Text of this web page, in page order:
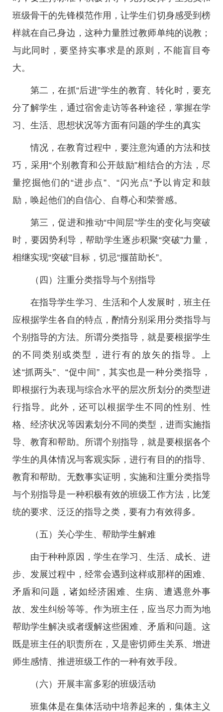
班级骨干的先锋模范作用，让学生们切身感受到榜
样就在自己身边，这种力量胜过教师单纯的说教；
与此同时，要坚持实事求是的原则，不能盲目夸
大。
第二，在抓“后进”学生的教育、转化时，要充
分了解学生，通过宿舍走访等各种途径，掌握在学
习、生活、思想状况等方面有问题的学生的真实
情况，在教育过程中，要注意沟通的方法和技
巧，采用“个别教育和公开鼓励”相结合的方法，尽
量挖掘他们的“进步点”、“闪光点”予以肯定和鼓
励，唤起他们的自信心、自尊心和荣誉感。
第三，促进和推动“中间层”学生的变化与突破
时，要因势利导，帮助学生逐步积聚“突破”力量，
相继实现“突破”目标，切忌“揠苗助长”。
（四）注重分类指导与个别指导
在指导学生学习、生活和个人发展时，班主任
应根据学生各自的特点，酌情分别采用分类指导与
个别指导的方法。所谓分类指导，就是要根据学生
的不同类别或类型，进行有的放矢的指导。上
述“抓两头”、“促中间”，其实也是一种分类指导，
即根据行为表现与综合水平的层次所划分的类型进
行指导。此外，还可以根据学生不同的性别、性
格、经济状况等因素划分不同的类型，进而实施指
导、教育和帮助。所谓个别指导，就是要根据各个
学生的具体情况与客观实际，进行有目的的指导、
教育和帮助。无数事实证明，实施和注重分类指导
与个别指导是一种积极有效的班级工作方法，比笼
统的要求、泛泛的指导之类，要有力有效得多。
（五）关心学生、帮助学生解难
由于种种原因，学生在学习、生活、成长、进
步、发展过程中，经常会遇到这样或那样的困难、
矛盾和问题，诸如经济困难、生病、遭遇意外事
故、发生纠纷等等。作为班主任，应当尽力而为地
帮助学生解决或者缓解这些困难、矛盾和问题。这
既是班主任的职责所在，又是密切师生关系、增进
师生感情、推进班级工作的一种有效手段。
（六）开展丰富多彩的班级活动
班集体是在集体活动中培养起来的，集体主义